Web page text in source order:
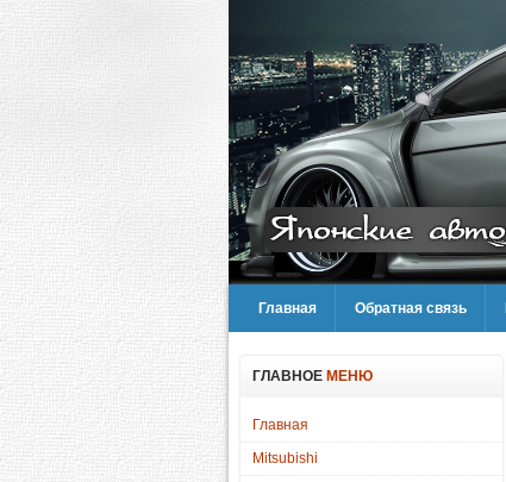
Главная Обратная связь
ГЛАВНОЕ МЕНЮ
Главная
Mitsubishi